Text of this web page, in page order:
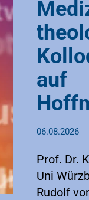
auf
06.08.2026
Prof. Dr.
Uni
Rudolf